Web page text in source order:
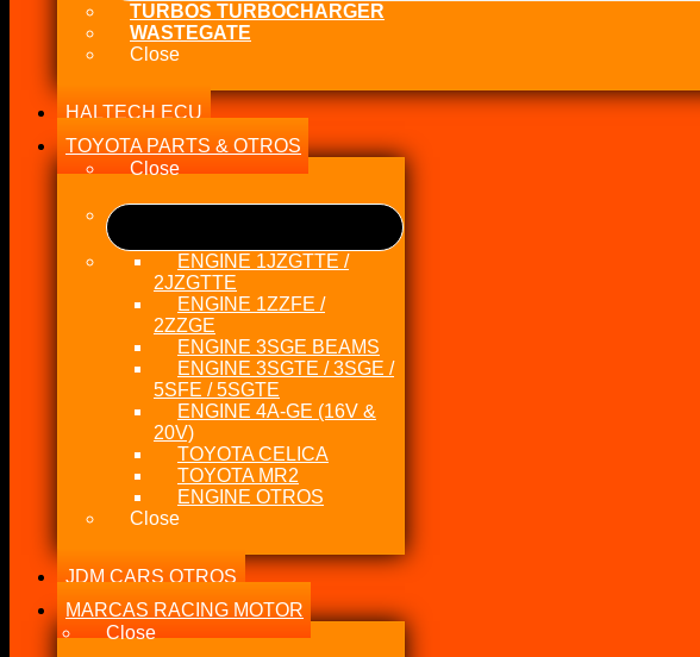
TURBOS TURBOCHARGER
WASTEGATE
Close
HALTECH ECU
TOYOTA PARTS & OTROS
Close
ENGINE 1JZGTTE /
2JZGTTE
ENGINE 1ZZFE /
2ZZGE
ENGINE 3SGE BEAMS
ENGINE 3SGTE / 3SGE /
5SFE / 5SGTE
ENGINE 4A-GE (16V &
20V)
TOYOTA CELICA
TOYOTA MR2
ENGINE OTROS
Close
JDM CARS OTROS
MARCAS RACING MOTOR
Close